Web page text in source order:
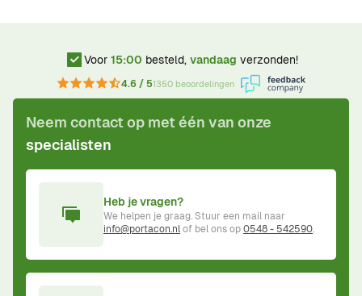
Voor 15:00 besteld, vandaag verzonden!
4.6 / 51350 beoordelingen
Neem contact op met één van onze
specialisten
Heb je vragen?
We helpen je graag. Stuur een mail naar
info@portacon.nlof bel ons op0548 - 542590.